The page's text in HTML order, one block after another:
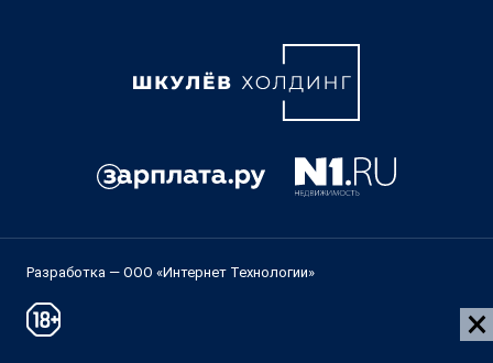
Разработка — ООО «Интернет Технологии»